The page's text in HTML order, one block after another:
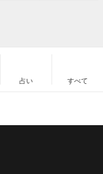
占い すべて